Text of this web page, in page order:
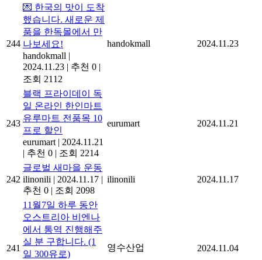
244
💌 한국의 맛이 도착
했습니다. 새로운 제
품을 한독몰에서 만
나보세요!
handokmall |
2024.11.23 | 추천 0 |
조회 2112
handokmall 2024.11.23
243
블랙 프라이데이 독
일 온라인 한인마트
유루마트 전품목 10
프로 할인
eurumart | 2024.11.21
| 추천 0 | 조회 2214
eurumart 2024.11.21
242
글로벌 새마을 운동
ilinonili | 2024.11.17 |
추천 0 | 조회 2098
ilinonili 2024.11.17
241
11월7일 하루 동안
오스트리아 비엔나
에서 통역 진행해주
실 분 구합니다. (1
일 300유로)
영수산업 2024.11.04